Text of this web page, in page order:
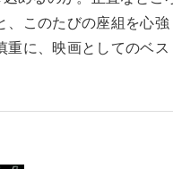
このたびの座組を心
に、映画としてのベス